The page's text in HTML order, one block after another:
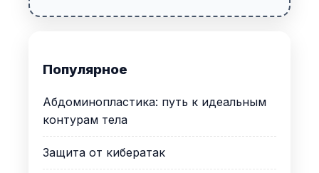
Популярное
Абдоминопластика: путь к идеальным
контурам тела
Защита от кибератак